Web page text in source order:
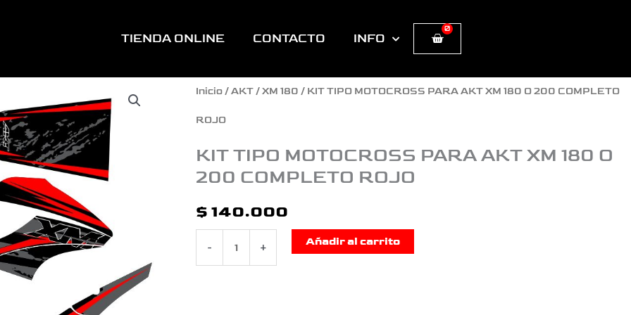
TIENDA ONLINE CONTACTO INFO
0
Cart
Inicio/AKT/XM 180 / KIT TIPO MOTOCROSS PARA AKT XM 180 O 200 COMPLETO
ROJO
KIT TIPO MOTOCROSS PARA AKT XM 180 O
200 COMPLETO ROJO
$ 140.000
-
KIT
TIPO
MOTOCROSS
PARA
AKT
180
+ Añadir al carrito